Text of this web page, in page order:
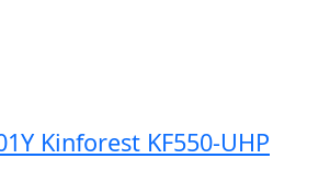
Kinforest KF550-UHP